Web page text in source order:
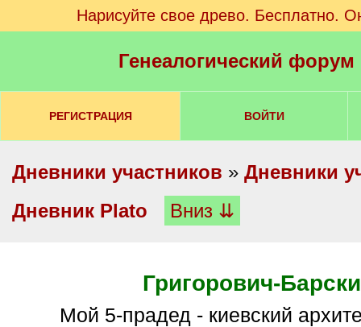
Нарисуйте свое древо. Бесплатно.
Генеалогический
РЕГИСТРАЦИЯ ВОЙТИ
Дневники участников » Дневники
Дневник Plato
Вниз ⇊
Григорович-
Мой 5-прадед - киевский архитектор Иван